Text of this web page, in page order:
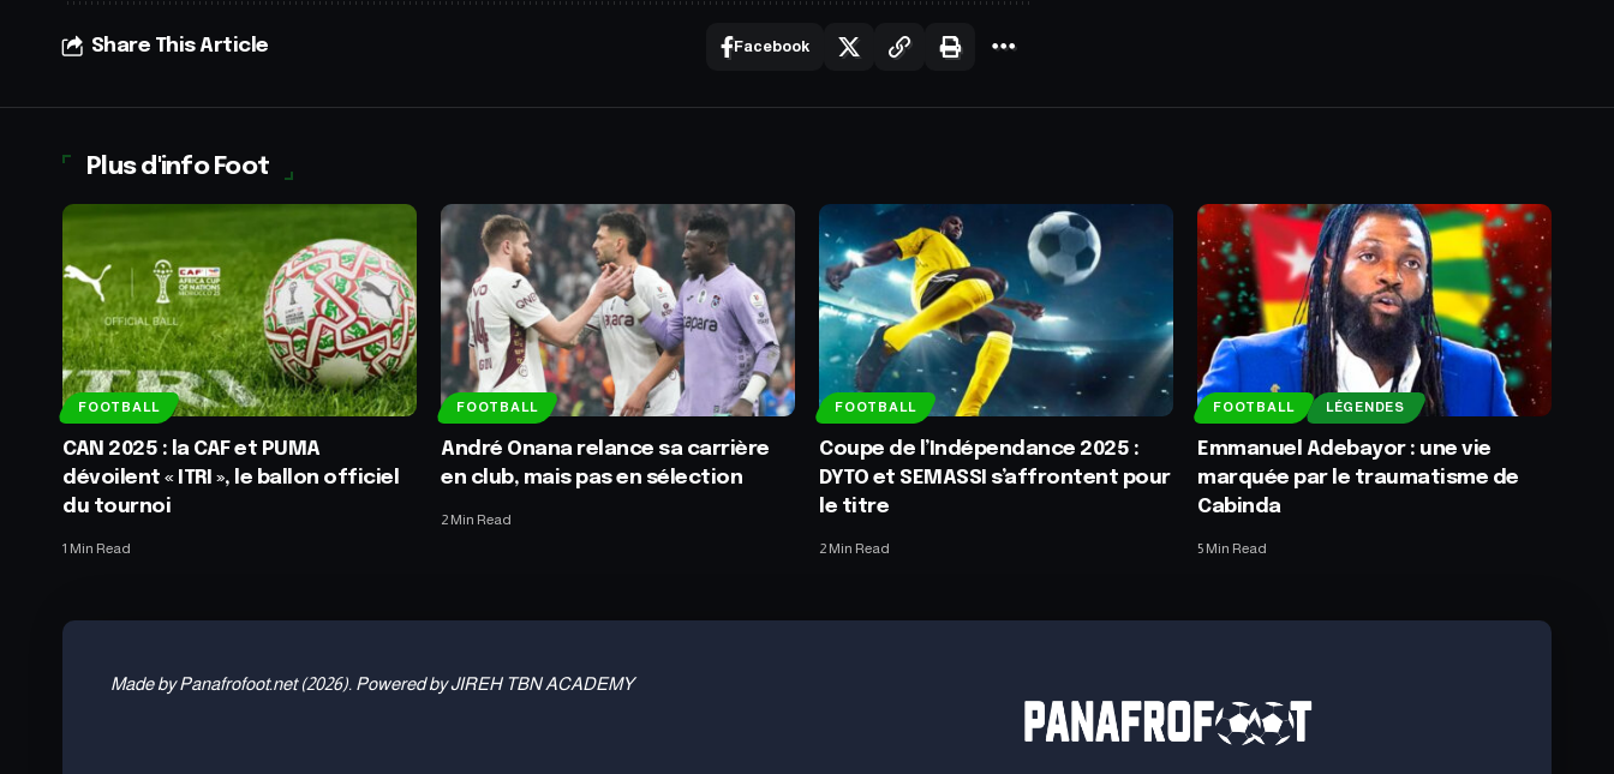
Share This Article Facebook
Plus d'info Foot
FOOTBALL
CAN 2025 : la CAF et PUMA
dévoilent « ITRI », le ballon officiel
du tournoi
1 Min Read
FOOTBALL
André Onana relance sa carrière
en club, mais pas en sélection
2 Min Read
FOOTBALL
Coupe de l’Indépendance 2025 :
DYTO et SEMASSI s’affrontent pour
le titre
2 Min Read
FOOTBALL LÉGENDES
Emmanuel Adebayor : une vie
marquée par le traumatisme de
Cabinda
5 Min Read
Made by Panafrofoot.net (2026). Powered by JIREH TBN ACADEMY